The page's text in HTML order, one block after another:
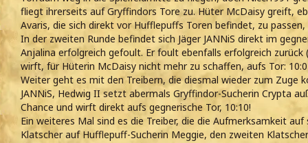
fliegt ihrerseits auf Gryffindors Tore zu. Hüter McDaisy greift,
Avaris, die sich direkt vor Hufflepuffs Toren befindet, zu
In der zweiten Runde befindet sich Jäger JANNiS direkt im
Anjalina erfolgreich gefoult. Er foult ebenfalls erfolgreich zurück
wirft, für Hüterin McDaisy nicht mehr zu schaffen, aufs Tor:
Weiter geht es mit den Treibern, die diesmal wieder zum Zuge
JANNiS, Hedwig II setzt abermals Gryffindor-Sucherin Crypta
Chance und wirft direkt aufs gegnerische Tor, 10:10!
Ein weiteres Mal sind es die Treiber, die die Aufmerksamkeit
Klatscher auf Hufflepuff-Sucherin Meggie, den zweiten